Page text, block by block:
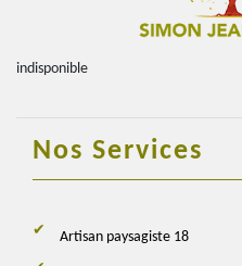
indisponible
Nos Services
Artisan paysagiste 18